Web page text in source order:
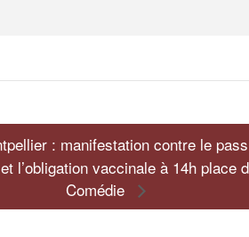
: manifestation contre le pass
l’obligation vaccinale à 14h place
Comédie